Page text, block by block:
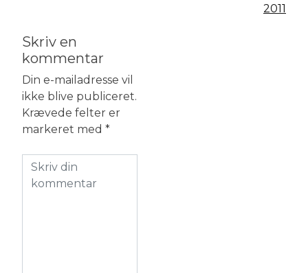
2011
Skriv en
kommentar
Din e-mailadresse vil
ikke blive publiceret.
Krævede felter er
markeret med *